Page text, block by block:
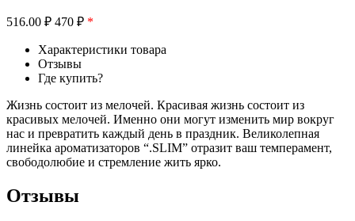
516.00 ₽ 470 ₽ *
Характеристики товара
Отзывы
Где купить?
Жизнь состоит из мелочей. Красивая жизнь состоит из
красивых мелочей. Именно они могут изменить мир вокруг
нас и превратить каждый день в праздник. Великолепная
линейка ароматизаторов “.SLIM” отразит ваш темперамент,
свободолюбие и стремление жить ярко.
Отзывы